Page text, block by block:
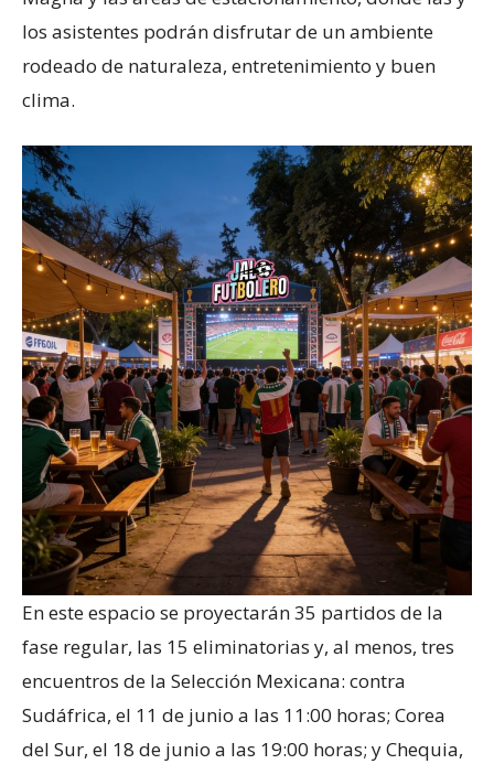
los asistentes podrán disfrutar de un ambiente
rodeado de naturaleza, entretenimiento y buen
clima.
En este espacio se proyectarán 35 partidos de la
fase regular, las 15 eliminatorias y, al menos, tres
encuentros de la Selección Mexicana: contra
Sudáfrica, el 11 de junio a las 11:00 horas; Corea
del Sur, el 18 de junio a las 19:00 horas; y Chequia,